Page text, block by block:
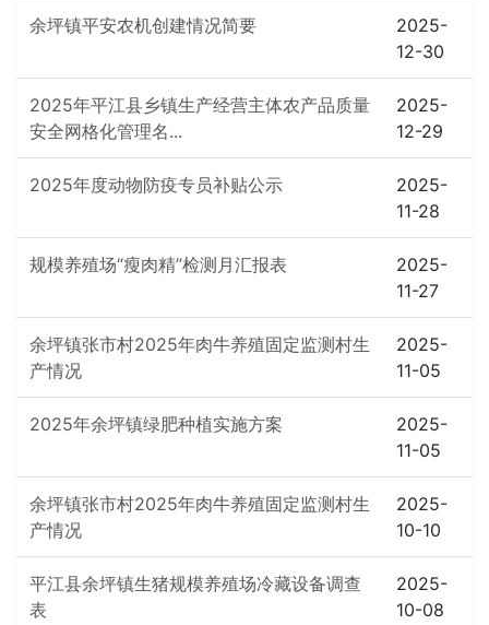
余坪镇平安农机创建情况简要
2025-
12-30
2025年平江县乡镇生产经营主体农产品质量
安全网格化管理名...
2025-
12-29
2025年度动物防疫专员补贴公示
2025-
11-28
规模养殖场“瘦肉精”检测月汇报表
2025-
11-27
余坪镇张市村2025年肉牛养殖固定监测村生
产情况
2025-
11-05
2025年余坪镇绿肥种植实施方案
2025-
11-05
余坪镇张市村2025年肉牛养殖固定监测村生
产情况
2025-
10-10
平江县余坪镇生猪规模养殖场冷藏设备调查
表
2025-
10-08